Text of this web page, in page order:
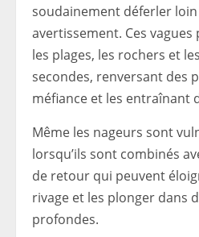
soudainement déferler loin
avertissement. Ces
les plages, les rochers et
secondes, renversant des
méfiance et les entraînant
Même les nageurs sont
lorsqu’ils sont combinés
de retour qui peuvent
rivage et les plonger dans
profondes.